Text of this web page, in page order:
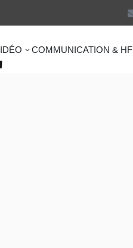
COMMUNICATION & HF